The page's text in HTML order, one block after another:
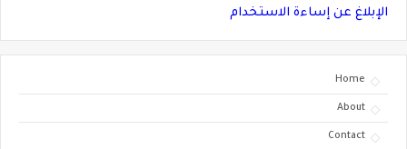
الإبلاغ عن إساءة الاستخدام
Home
About
Contact